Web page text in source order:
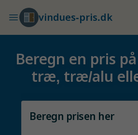
vindues-pris.dk
Beregn en pris
træ, træ/alu
Beregn prisen her